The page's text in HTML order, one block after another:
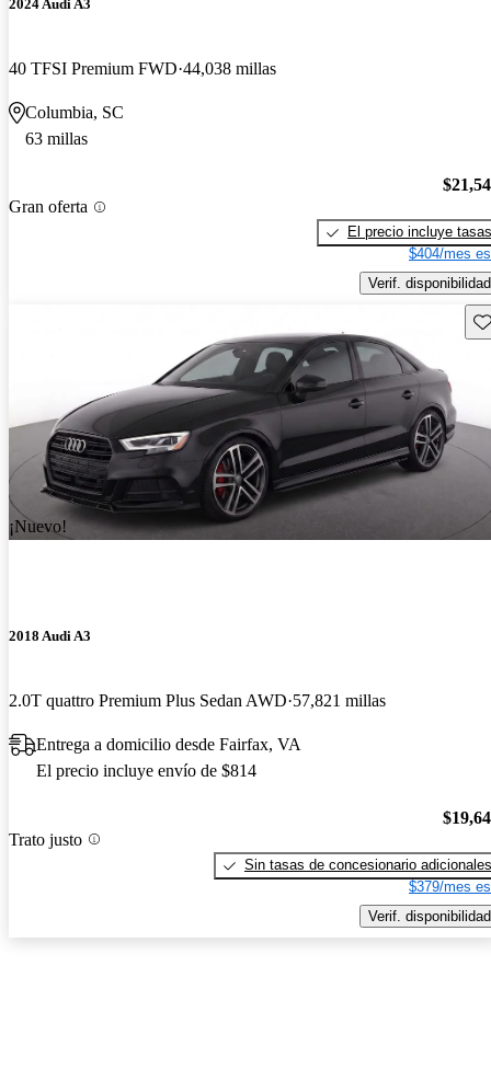
2024 Audi A3
40 TFSI Premium FWD 44,038 millas
Columbia, SC
63 millas
Gran oferta
El precio incluye tasas
$404/mes
Verif. disponibilidad
¡Nuevo!
2018 Audi A3
2.0T quattro Premium Plus Sedan AWD 57,821 millas
Entrega a domicilio desde Fairfax, VA
El precio incluye envío de $814
Trato justo
Sin tasas de concesionario adicionales
$379/mes
Verif. disponibilidad